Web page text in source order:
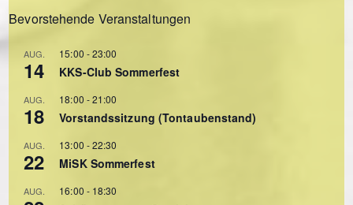
Bevorstehende Veranstaltungen
AUG.
14
15:00 -23:00
KKS-Club Sommerfest
AUG.
18
18:00 -21:00
Vorstandssitzung (Tontaubenstand)
AUG.
22
13:00 -22:30
MiSK Sommerfest
AUG. 16:00 - 18:30